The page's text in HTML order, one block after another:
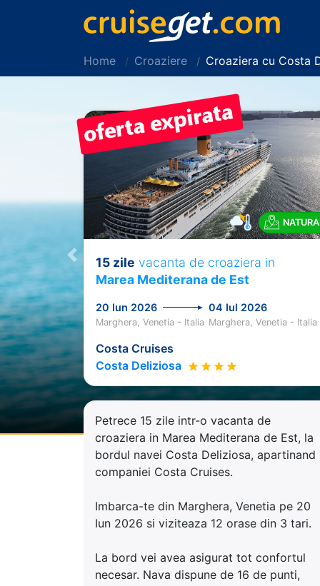
Home Croaziere Croaziera cu Costa
Previous
15 zile vacanta de croaziera in
Marea Mediterana de Est
20 Iun 2026 04 Iul 2026
Marghera, Venetia - Italia Marghera, Venetia - Italia
Costa Cruises
Costa Deliziosa
Petrece 15 zile intr-o vacanta de
croaziera in Marea Mediterana de Est, la
bordul navei Costa Deliziosa, apartinand
companiei Costa Cruises.
Imbarca-te din Marghera, Venetia pe 20
Iun 2026 si viziteaza 12 orase din 3 tari.
La bord vei avea asigurat tot confortul
necesar. Nava dispune de 16 de punti,